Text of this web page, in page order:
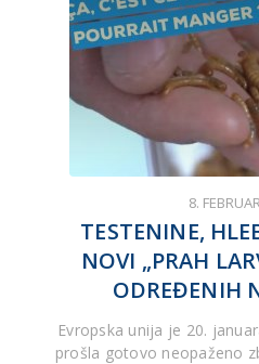
8.
TESTENINE,
NOVI „PRAH
ODREĐENIH
Evropska unija je 20.
prošla gotovo neopaženo